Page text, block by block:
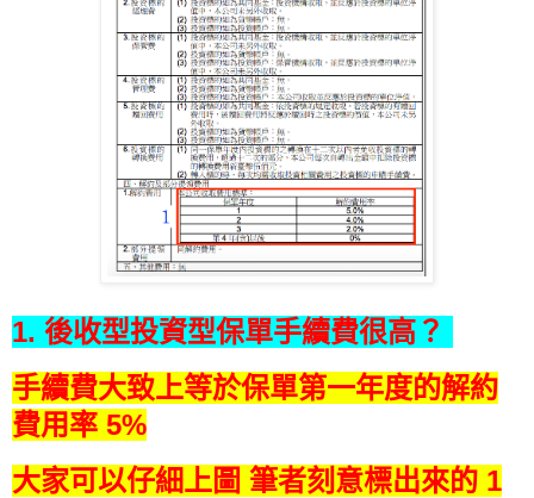
1. 後收型投資型保單手續費很高？
手續費大致上等於保單第一年度的解約
費用率 5%
大家可以仔細上圖 筆者刻意標出來的 1